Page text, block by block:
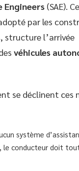
(SAE). Ce
par les
structure l’arrivée
véhicules
se déclinent ces
système
le conducteur doit